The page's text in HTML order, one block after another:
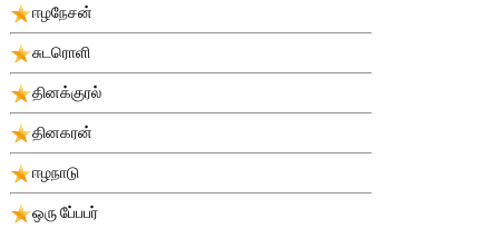
ஈழநேசன்
சுடரொளி
தினக்குரல்
தினகரன்
ஈழநாடு
ஒரு பே்பபர்